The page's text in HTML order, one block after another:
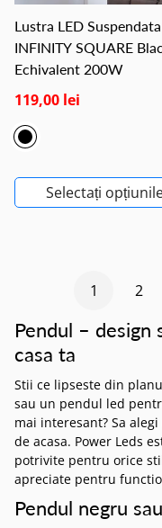
Lustra LED Suspendata
INFINITY SQUARE
Echivalent 200W
119,00 lei
Selectați
1 2
Pendul –
casa ta
Stii ce lipseste din
sau un pendul led
mai interesant? Sa
de acasa. Power Leds
potrivite pentru orice
apreciate pentru
Pendul negru